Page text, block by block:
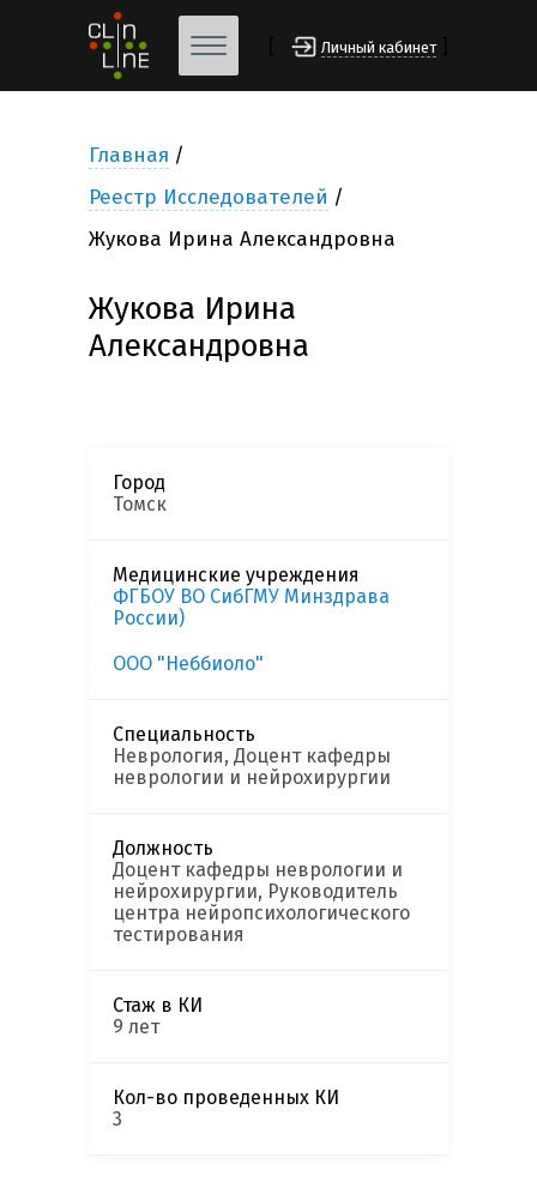
Личный кабинет
Главная
Реестр Исследователей
Жукова Ирина Александровна
Жукова Ирина
Александровна
Город
Томск
Медицинские учреждения
ФГБОУ ВО СибГМУ Минздрава
России)
ООО "Неббиоло"
Специальность
Неврология, Доцент кафедры
неврологии и нейрохирургии
Должность
Доцент кафедры неврологии и
нейрохирургии, Руководитель
центра нейропсихологического
тестирования
Стаж в КИ
9 лет
Кол-во проведенных КИ
3